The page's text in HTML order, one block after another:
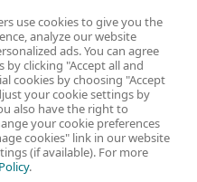
use cookies to give you the
analyze our website
ads. You can agree
clicking "Accept all and
cookies by choosing "Accept
your cookie settings by
also have the right to
your cookie preferences
cookies" link in our website
(if available). For more
.